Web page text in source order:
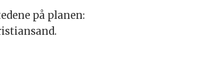
på planen: